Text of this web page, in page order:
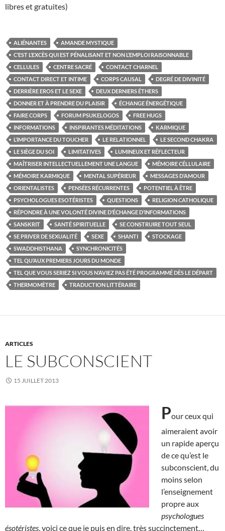
libres et gratuites)
ALIÉNANTES
AMANDE MYSTIQUE
C’EST L’EXCÈS QUI EST PÉNALISANT ET NON L’EMPLOI RAISONNABLE
CELLULES
CENTRE SACRÉ
CONTACT CHARNEL
CONTACT DIRECT ET INTIME
CORPS CAUSAL
DEGRÉ DE DIVINITÉ
DERRIÈRE EROS ET LE SEXE
DEUX DERNIERS ÉTHERS
DONNER ET À PRENDRE DU PLAISIR
ÉCHANGE ÉNERGÉTIQUE
FAIRE CORPS
FORUM PSUKELOGOS
FREE HUGS
INFORMATIONS
INSPIRANTES MÉDITATIONS
KARMIQUE
L’IMPORTANCE DU TOUCHER
LE RELATIONNEL
LE SECOND CHAKRA
LE SIÈGE DU SOI
LIMITATIVES
LUMINEUX ET RÉFLECTEUR
MAÎTRISER INTELLECTUELLEMENT UNE LANGUE
MÉMOIRE CÉLLULAIRE
MÉMOIRE KARMIQUE
MENTAL SUPÉRIEUR
MESSAGES D’AMOUR
ORIENTALISTES
PENSÉES RÉCURRENTES
POTENTIEL À ÊTRE
PSYCHOLOGUES ESOTÉRISTES
QUESTIONS
RELIGION CATHOLIQUE
RÉPONDRE À UNE VOLONTÉ DIVINE D’ÉCHANGE D’INFORMATIONS
SANSKRIT
SANTÉ SPIRITUELLE
SE CONSTRUIRE TOUT SEUL
SE PRIVER DE SEXUALITÉ
SEXE SHANTI
STOCKAGE
SWADDHISTHANA
SYNCHRONICITÉS
TEL QU’AUX PREMIERS JOURS DU MONDE
TEL QUE VOUS SERIEZ SI VOUS N’AVIEZ PAS ÉTÉ PROGRAMMÉ DÈS LE DÉPART
THERMOMÈTRE
TRADUCTION LITTÉRAIRE
ARTICLES
LE SUBCONSCIENT
15 JUILLET 2013
Pour ceux qui
aimeraient avoir
un rapide aperçu
de ce qu’est le
subconscient, du
moins selon
l’enseignement
propre aux
psychologues
ésotéristes , voici ce que je puis en dire, très succinctement…